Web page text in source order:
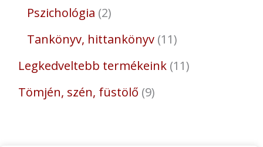
Pszichológia 2
Tankönyv, hittankönyv 11
Legkedveltebb termékeink 11
Tömjén, szén, füstölő 9